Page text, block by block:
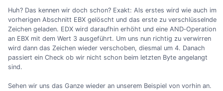
Huh? Das kennen wir doch schon? Exakt: Als erstes wird wie auch im
vorherigen Abschnitt EBX gelöscht und das erste zu verschlüsselnde
Zeichen geladen. EDX wird daraufhin erhöht und eine AND‐Operation
an EBX mit dem Wert 3 ausgeführt. Um uns nun richtig zu verwirren
wird dann das Zeichen wieder verschoben, diesmal um 4. Danach
passiert ein Check ob wir nicht schon beim letzten Byte angelangt
sind.
Sehen wir uns das Ganze wieder an unserem Beispiel von vorhin an.